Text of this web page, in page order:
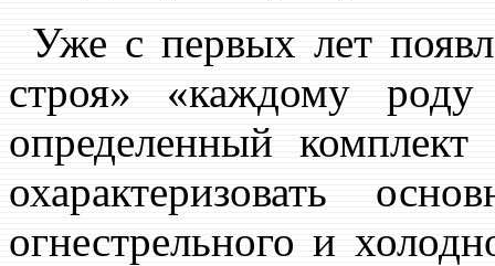
Уже с первых лет
строя» «каждому роду
определенный
охарактеризовать
огнестрельного и